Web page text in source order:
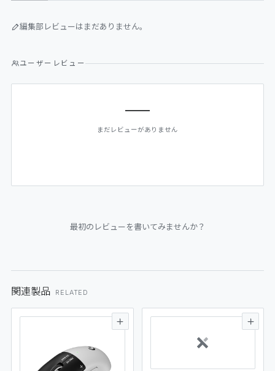
編集部レビューはまだありません。
ユーザーレビュー
—
まだレビューがありません
最初のレビューを書いてみませんか？
関連製品 RELATED